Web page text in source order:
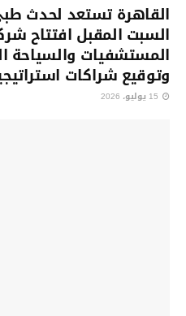
القاهرة تستعد لحدث
السبت المقبل افتتاح
المستشفيات والسياحة
وتوقيع شراكات